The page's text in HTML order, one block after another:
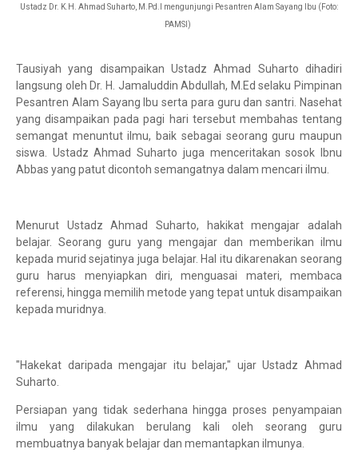
Ustadz Dr. K.H. Ahmad Suharto, M.Pd.I mengunjungi Pesantren Alam Sayang Ibu (Foto:
PAMSI)
Tausiyah yang disampaikan Ustadz Ahmad Suharto dihadiri
langsung oleh Dr. H. Jamaluddin Abdullah, M.Ed selaku Pimpinan
Pesantren Alam Sayang Ibu serta para guru dan santri. Nasehat
yang disampaikan pada pagi hari tersebut membahas tentang
semangat menuntut ilmu, baik sebagai seorang guru maupun
siswa. Ustadz Ahmad Suharto juga menceritakan sosok Ibnu
Abbas yang patut dicontoh semangatnya dalam mencari ilmu.
Menurut Ustadz Ahmad Suharto, hakikat mengajar adalah
belajar. Seorang guru yang mengajar dan memberikan ilmu
kepada murid sejatinya juga belajar. Hal itu dikarenakan seorang
guru harus menyiapkan diri, menguasai materi, membaca
referensi, hingga memilih metode yang tepat untuk disampaikan
kepada muridnya.
"Hakekat daripada mengajar itu belajar," ujar Ustadz Ahmad
Suharto.
Persiapan yang tidak sederhana hingga proses penyampaian
ilmu yang dilakukan berulang kali oleh seorang guru
membuatnya banyak belajar dan memantapkan ilmunya.